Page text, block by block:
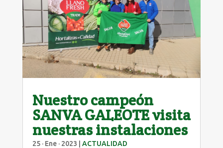
Nuestro campeón
SANVA GALEOTE visita
nuestras instalaciones
25 · Ene · 2023 ACTUALIDAD